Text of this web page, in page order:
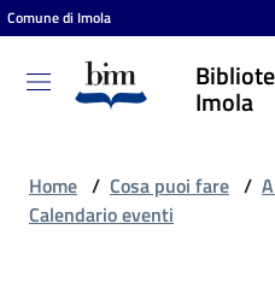
Vai al contenuto
Vai alla navigazione
Vai al footer
Comune di Imola
Imola
Biblioteca
comunale
Home / Cosa puoi fare /
Calendario eventi